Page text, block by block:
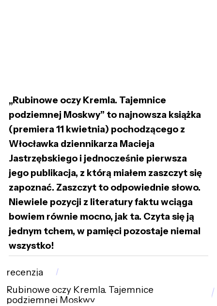
„Rubinowe oczy Kremla. Tajemnice
podziemnej Moskwy” to najnowsza książka
(premiera 11 kwietnia) pochodzącego z
Włocławka dziennikarza Macieja
Jastrzębskiego i jednocześnie pierwsza
jego publikacja, z którą miałem zaszczyt się
zapoznać. Zaszczyt to odpowiednie słowo.
Niewiele pozycji z literatury faktu wciąga
bowiem równie mocno, jak ta. Czyta się ją
jednym tchem, w pamięci pozostaje niemal
wszystko!
recenzja
Rubinowe oczy Kremla. Tajemnice
podziemnej Moskwy